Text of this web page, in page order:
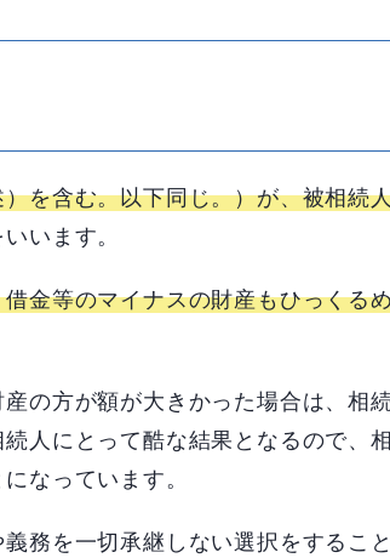
を含む。以下同じ。）が、被相続
います。
金等のマイナスの財産もひっくる
の方が額が大きかった場合は、相
人にとって酷な結果となるので、
なっています。
務を一切承継しない選択をすること